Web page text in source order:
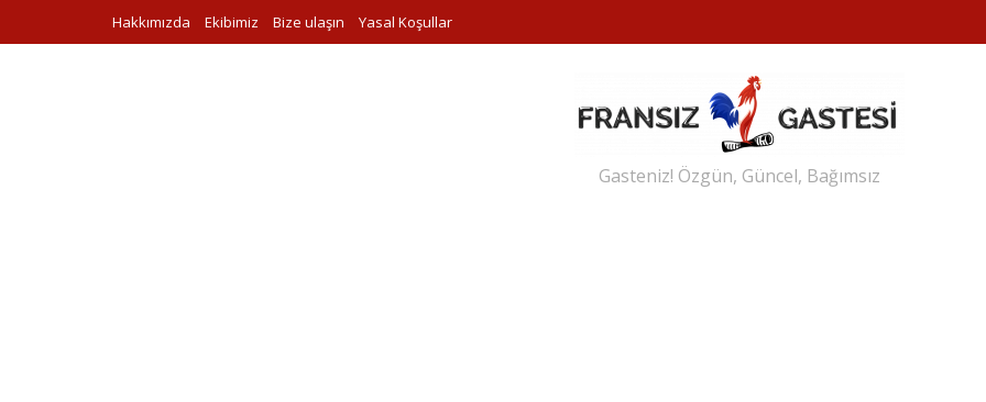
Hakkımızda Ekibimiz Bize ulaşın Yasal Koşullar
Gasteniz! Özgün, Güncel, Bağımsız